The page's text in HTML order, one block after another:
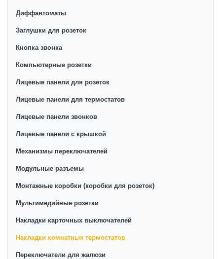
Диффавтоматы
Заглушки для розеток
Кнопка звонка
Компьютерные розетки
Лицевые панели для розеток
Лицевые панели для термостатов
Лицевые панели звонков
Лицевые панели с крышкой
Механизмы переключателей
Модульные разъемы
Монтажные коробки (коробки для розеток)
Мультимедийные розетки
Накладки карточных выключателей
Накладки комнатных термостатов
Переключатели для жалюзи